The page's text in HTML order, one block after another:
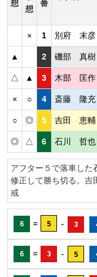
想
想
番
× 1 別府 末彦
▲ 2 磯部 真樹
△ ▲ 3 木部 匡作
× ○ 4 斎藤 隆充
○ ◎ 5 吉田 恵輔
◎ △ 6 石川 哲也
アフター５で落車した
修正して勝ち切る。吉
戒
6 = 5 - 3
6 = 3 - 5